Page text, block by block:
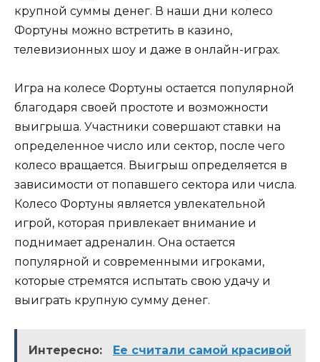
крупной суммы денег. В наши дни колесо
Фортуны можно встретить в казино,
телевизионных шоу и даже в онлайн-играх.
Игра на колесе Фортуны остается популярной
благодаря своей простоте и возможности
выигрыша. Участники совершают ставки на
определенное число или сектор, после чего
колесо вращается. Выигрыш определяется в
зависимости от попавшего сектора или числа.
Колесо Фортуны является увлекательной
игрой, которая привлекает внимание и
поднимает адреналин. Она остается
популярной и современными игроками,
которые стремятся испытать свою удачу и
выиграть крупную сумму денег.
Интересно:
Ее считали самой красивой